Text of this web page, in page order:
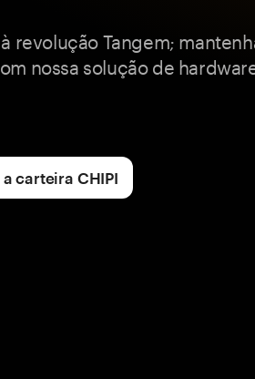
revolução Tangem;
nossa solução de
carteira CHIPI